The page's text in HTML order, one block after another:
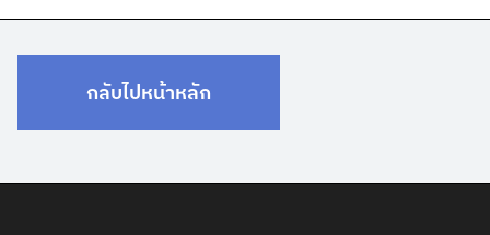
กลับไปหน้าหลัก